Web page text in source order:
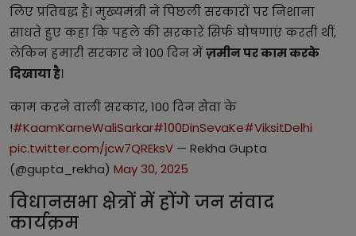
लिए प्रतिबद्ध है। मुख्यमंत्री ने पिछली सरकारों पर निशाना
साधते हुए कहा कि पहले की सरकारें सिर्फ घोषणाएं करती थीं,
लेकिन हमारी सरकार ने 100 दिन मेंज़मीन पर काम करके
दिखाया है।
काम करने वाली सरकार, 100 दिन सेवा के
!#KaamKarneWaliSarkar#100DinSevaKe#ViksitDelhi
pic.twitter.com/jcw7QREksV — Rekha Gupta
(@gupta_rekha) May 30, 2025
विधानसभा क्षेत्रों में होंगे जन संवाद
कार्यक्रम